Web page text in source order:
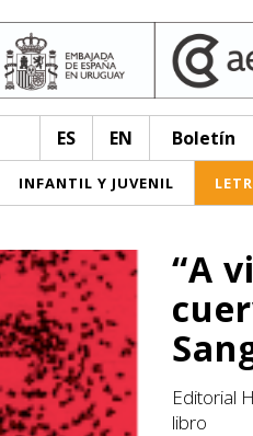
ES EN Boletín
INFANTIL Y JUVENIL
“A
Editorial
libro